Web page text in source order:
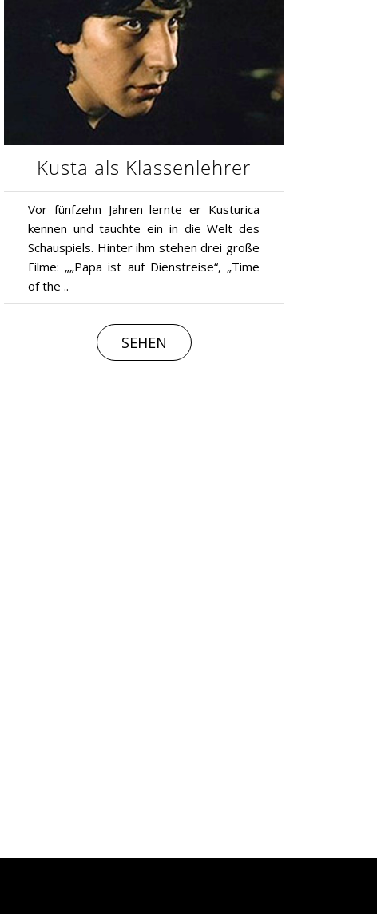
Kusta als Klassenlehrer
Vor fünfzehn Jahren lernte er Kusturica
kennen und tauchte ein in die Welt des
Schauspiels. Hinter ihm stehen drei große
Filme: „„Papa ist auf Dienstreise“, „Time
of the ..
SEHEN